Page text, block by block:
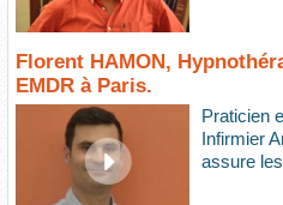
Florent HAMON,
EMDR à Paris.
Praticien
Infirmier
assure